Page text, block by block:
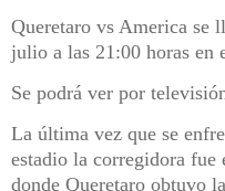
Queretaro vs America se
julio a las 21:00 horas en
Se podrá ver por
La última vez que se
estadio la corregidora fue
donde Queretaro obtuvo